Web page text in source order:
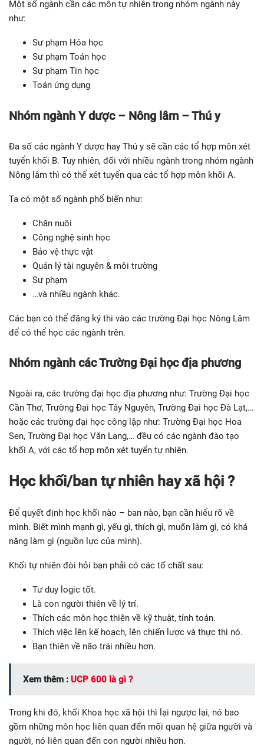
Một số ngành cần các môn tự nhiên trong nhóm ngành này
như:
Sư phạm Hóa học
Sư phạm Toán học
Sư phạm Tin học
Toán ứng dụng
Nhóm ngành Y dược – Nông lâm – Thú y
Đa số các ngành Y dược hay Thú y sẽ cần các tổ hợp môn xét
tuyển khối B. Tuy nhiên, đối với nhiều ngành trong nhóm ngành
Nông lâm thì có thể xét tuyển qua các tổ hợp môn khối A.
Ta có một số ngành phổ biến như:
Chăn nuôi
Công nghệ sinh học
Bảo vệ thực vật
Quản lý tài nguyên & môi trường
Sư phạm
…và nhiều ngành khác.
Các bạn có thể đăng ký thi vào các trường Đại học Nông Lâm
để có thể học các ngành trên.
Nhóm ngành các Trường Đại học địa phương
Ngoài ra, các trường đại học địa phương như: Trường Đại học
Cần Thơ, Trường Đại học Tây Nguyên, Trường Đại học Đà Lạt,…
hoặc các trường đại học công lập như: Trường Đại học Hoa
Sen, Trường Đại học Văn Lang,… đều có các ngành đào tạo
khối A, với các tổ hợp môn xét tuyển tự nhiên.
Học khối/ban tự nhiên hay xã hội ?
Để quyết định học khối nào – ban nào, bạn cần hiểu rõ về
mình. Biết mình mạnh gì, yếu gì, thích gì, muốn làm gì, có khả
năng làm gì (nguồn lực của mình).
Khối tự nhiên đòi hỏi bạn phải có các tố chất sau:
Tư duy logic tốt.
Là con người thiên về lý trí.
Thích các môn học thiên về kỹ thuật, tính toán.
Thích việc lên kế hoạch, lên chiến lược và thực thi nó.
Bạn thiên về não trái nhiều hơn.
Xem thêm : UCP 600 là gì ?
Trong khi đó, khối Khoa học xã hội thì lại ngược lại, nó bao
gồm những môn học liên quan đến mối quan hệ giữa người và
người, nó liên quan đến con người nhiều hơn.